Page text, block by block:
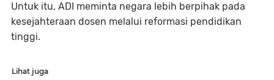
Untuk itu, ADI meminta negara lebih berpihak pada
kesejahteraan dosen melalui reformasi pendidikan
tinggi.
Lihat juga